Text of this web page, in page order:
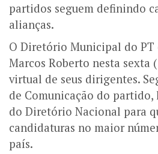
partidos seguem definindo
alianças.
O Diretório Municipal do PT
Marcos Roberto nesta sexta
virtual de seus dirigentes.
de Comunicação do partido,
do Diretório Nacional para
candidaturas no maior
país.